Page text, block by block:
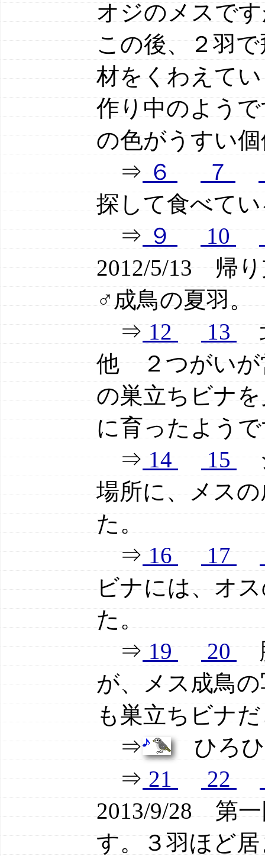
オジのメスで
この後、２羽
材をくわえて
作り中のよう
の色がうすい
⇒６ ７
探して食べて
⇒９ 10
2012/5/13 帰り
♂成鳥の夏羽。
⇒12 13
他 ２つがいが
の巣立ちビナ
に育ったよう
⇒14 15
場所に、メス
た。
⇒16 17
ビナには、オ
た。
⇒19 20
が、メス成鳥
も巣立ちビナ
⇒
ひろ
⇒21 22
2013/9/28 第
す。３羽ほど